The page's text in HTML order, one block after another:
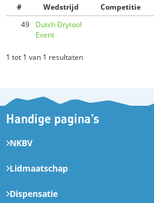
# Wedstrijd Competitie
49
Dutch Drytool
Event
1 tot 1 van 1 resultaten
Handige pagina’s
NKBV
Lidmaatschap
Dispensatie